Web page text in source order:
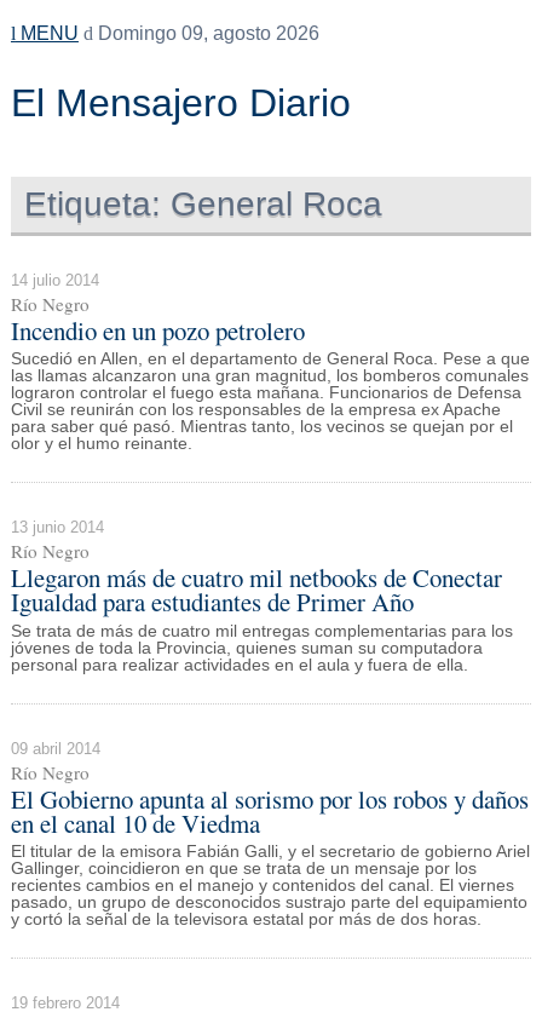
MENU Domingo 09, agosto 2026
El Mensajero Diario
Etiqueta: General Roca
14 julio 2014
Río Negro
Incendio en un pozo petrolero
Sucedió en Allen, en el departamento de General Roca. Pese a que
las llamas alcanzaron una gran magnitud, los bomberos comunales
lograron controlar el fuego esta mañana. Funcionarios de Defensa
Civil se reunirán con los responsables de la empresa ex Apache
para saber qué pasó. Mientras tanto, los vecinos se quejan por el
olor y el humo reinante.
13 junio 2014
Río Negro
Llegaron más de cuatro mil netbooks de Conectar
Igualdad para estudiantes de Primer Año
Se trata de más de cuatro mil entregas complementarias para los
jóvenes de toda la Provincia, quienes suman su computadora
personal para realizar actividades en el aula y fuera de ella.
09 abril 2014
Río Negro
El Gobierno apunta al sorismo por los robos y daños
en el canal 10 de Viedma
El titular de la emisora Fabián Galli, y el secretario de gobierno Ariel
Gallinger, coincidieron en que se trata de un mensaje por los
recientes cambios en el manejo y contenidos del canal. El viernes
pasado, un grupo de desconocidos sustrajo parte del equipamiento
y cortó la señal de la televisora estatal por más de dos horas.
19 febrero 2014